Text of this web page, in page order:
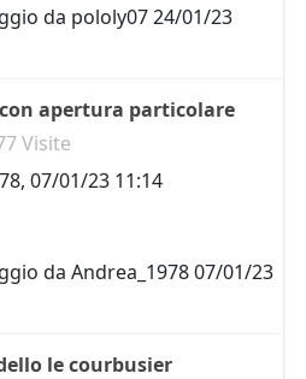
da pololy0724/01/23
apertura particolare
Visite
, 07/01/23 11:14
da Andrea_197807/01/23
le courbusier